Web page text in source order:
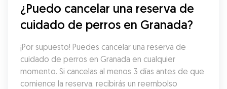
¿Puedo cancelar una reserva de
cuidado de perros en Granada?
¡Por supuesto! Puedes cancelar una reserva de
cuidado de perros en Granada en cualquier
momento. Si cancelas al menos 3 días antes de que
comience la reserva, recibirás un reembolso